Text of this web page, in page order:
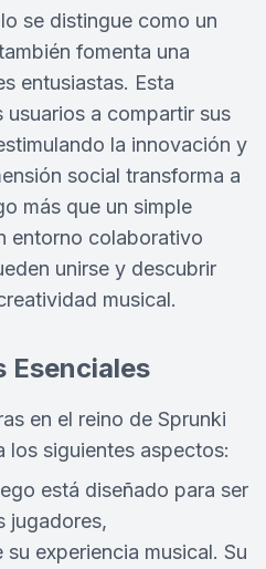
se distingue como un
fomenta una
entusiastas. Esta
a compartir sus
la innovación y
social transforma a
más que un simple
entorno colaborativo
unirse y descubrir
musical.
Esenciales
en el reino de Sprunki
los siguientes aspectos:
está diseñado para ser
jugadores,
experiencia musical. Su